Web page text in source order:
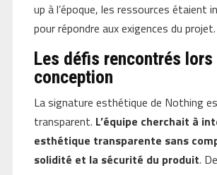
up à l’époque, les ressources étaient
pour répondre aux exigences du projet.
Les défis rencontrés lors
conception
La signature esthétique de Nothing
transparent. L’équipe cherchait à
esthétique transparente sans
solidité et la sécurité du produit.